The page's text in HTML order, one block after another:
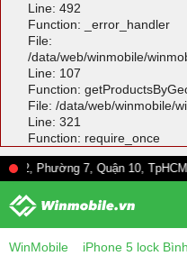
Line: 492
Function: _error_handler
File:
/data/web/winmobile/
Line: 107
Function:
File: /data/web/winmobile/
Line: 321
Function: require_once
7, Quận 10, TpHCM - 512
WinMobile
iPhone 5 lock